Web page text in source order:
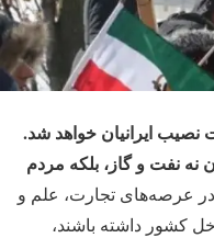
ایرانیان خواهد شد.
نه نفت و گاز، بلکه مردم
در عرصه‌های تجارت، علم و
کشور داشته باشند،